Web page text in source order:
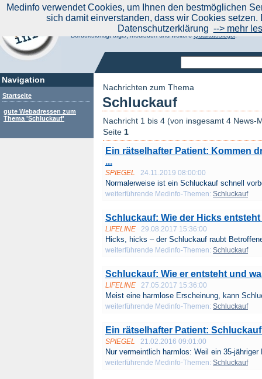
Navigation
Startseite
gute Webadressen zum
Thema 'Schluckauf'
Aktuelle Nachrichten|
Suchen Sie noch oder Finden Sie schon?
Medinfo.de - Meta-Portal für Gesundheitsthemen
Berücksichtigt afgis, Medisuch und weitereQualitätssiegel.
Nachrichten zum Thema
Schluckauf
Nachricht 1 bis 4 (von insgesamt 4 News-
Seite 1
Ein rätselhafter Patient: Kommen
...
SPIEGEL 24.11.2019 08:00:00
Normalerweise ist ein Schluckauf schnell
weiterführende Medinfo-Themen: Schluckauf
Schluckauf: Wie der Hicks
LIFELINE 29.08.2017 15:36:00
Hicks, hicks – der Schluckauf raubt
weiterführende Medinfo-Themen: Schluckauf
Schluckauf: Wie er entsteht und
LIFELINE 27.05.2017 15:36:00
Meist eine harmlose Erscheinung, kann
weiterführende Medinfo-Themen: Schluckauf
Ein rätselhafter Patient:
SPIEGEL 21.02.2016 09:01:00
Nur vermeintlich harmlos: Weil ein 35-jähriger
weiterführende Medinfo-Themen: Schluckauf
Medinfo verwendet Cookies, um Ihnen den bestmöglichen
sich damit einverstanden, dass wir Cookies
Datenschutzerklärung --> mehr